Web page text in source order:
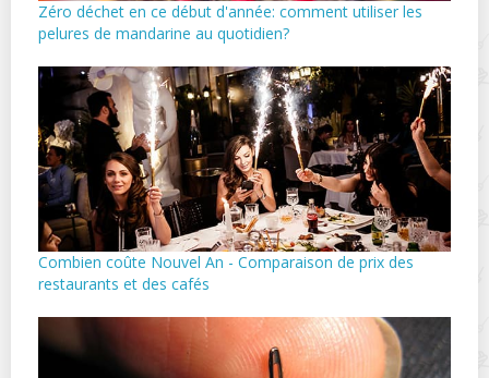
Zéro déchet en ce début d'année: comment utiliser les
pelures de mandarine au quotidien?
Combien coûte Nouvel An - Comparaison de prix des
restaurants et des cafés